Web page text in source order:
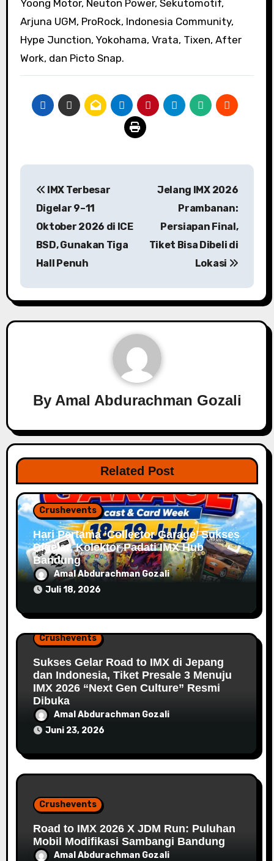
Yoong Motor, Neuton Power, Sekutomotif,
Arjuna UGM, ProRock, Indonesia Community,
Hype Junction, Yokohama, Vrata, Tixen, After
Work, dan Picto Snap.
pos
IMX Terbesar
Digelar 9–11
Oktober 2026 di ICE
BSD, Gunakan Tiga
Hall Penuh
Jelang IMX 2026
Prambanan:
Persiapan Final,
Tiket Bisa Dibeli di
Lokasi
By Amal Abdurachman Gozali
Related Post
Crushevents
Hari Pertama ‘Collector Garage’ Sukses
Digelar, Kolektor Padati IMX Hub
Bandung
Amal Abdurachman Gozali
Juli 18, 2026
Crushevents
Sukses Gelar Road to IMX di Jepang
dan Indonesia, Tiket Presale 3 Menuju
IMX 2026 “Next Gen Culture” Resmi
Dibuka
Amal Abdurachman Gozali
Juni 23, 2026
Crushevents
Road to IMX 2026 X JDM Run: Puluhan
Mobil Modifikasi Sambangi Bandung
Amal Abdurachman Gozali